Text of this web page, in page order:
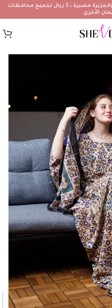
۔3ريالات للشحن إلى محافظة مسندم والجزيرة مصيرة ، 2 ريال لجميع محافظات
الأخرى